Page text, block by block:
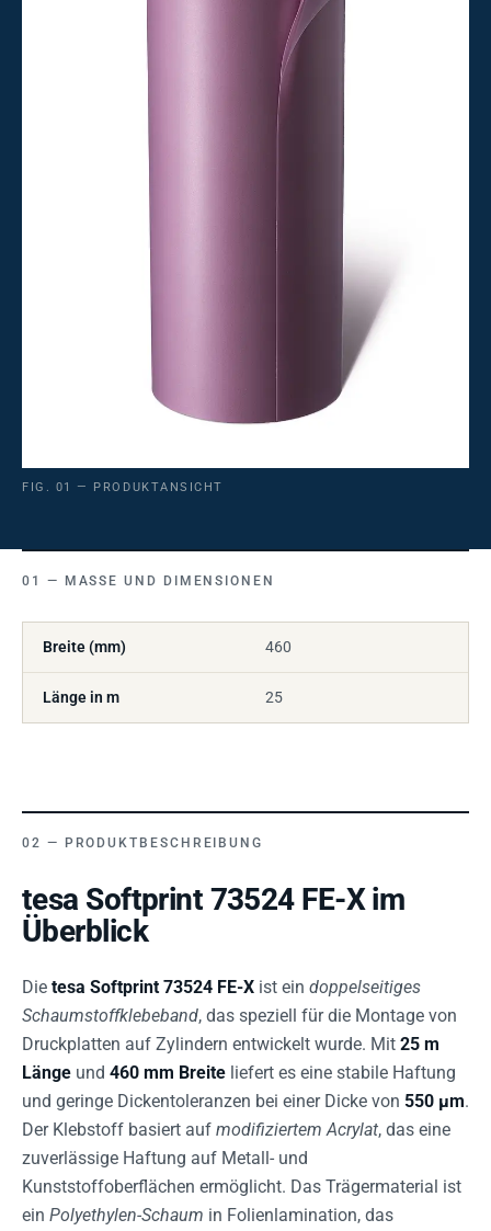
FIG. 01 — PRODUKTANSICHT
MASSE UND DIMENSIONEN
Breite (mm) 460
Länge in m 25
PRODUKTBESCHREIBUNG
tesa Softprint 73524 FE-X im
Überblick
Die tesa Softprint 73524 FE-X ist ein doppelseitiges
Schaumstoffklebeband, das speziell für die Montage von
Druckplatten auf Zylindern entwickelt wurde. Mit 25 m
Länge und 460 mm Breite liefert es eine stabile Haftung
und geringe Dickentoleranzen bei einer Dicke von 550 µm.
Der Klebstoff basiert auf modifiziertem Acrylat, das eine
zuverlässige Haftung auf Metall- und
Kunststoffoberflächen ermöglicht. Das Trägermaterial ist
ein Polyethylen-Schaum in Folienlamination, das